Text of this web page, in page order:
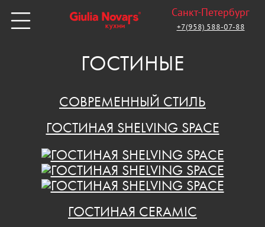
Санкт-Петербург
+7(958) 588-07-88
ГОСТИНЫЕ
СОВРЕМЕННЫЙ СТИЛЬ
ГОСТИНАЯ SHELVING SPACE
ГОСТИНАЯ CERAMIC